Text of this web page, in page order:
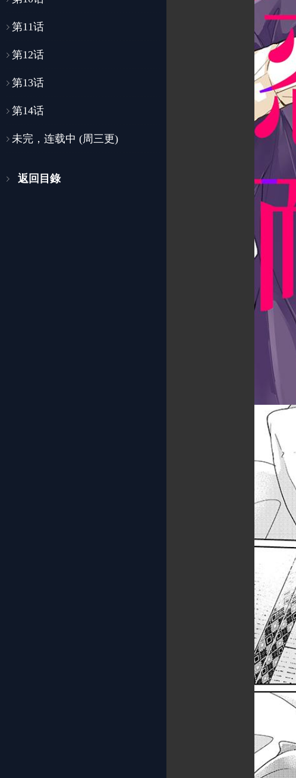
第11话
第12话
第13话
第14话
未完，连载中 (周三更)
返回目錄